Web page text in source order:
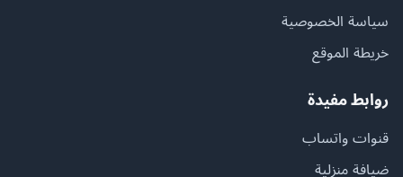
سياسة الخصوصية
خريطة الموقع
روابط مفيدة
قنوات واتساب
ضيافة منزلية